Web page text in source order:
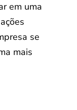
em uma
se
mais